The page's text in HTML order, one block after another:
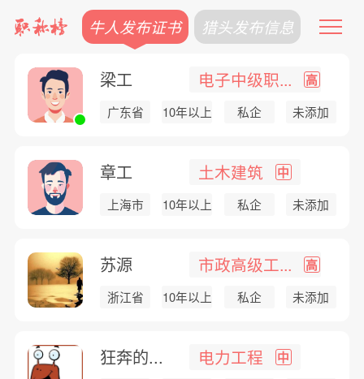
牛人发布证书 猎头发布信息
梁工 电子中级职... 高
广东省 10年以上 私企 未添加
章工 土木建筑 中
上海市 10年以上 私企 未添加
苏源 市政高级工... 高
浙江省 10年以上 私企 未添加
狂奔的... 电力工程 中